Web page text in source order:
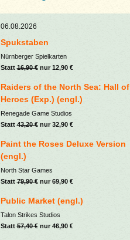
06.08.2026
Spukstaben
Nürnberger Spielkarten
Statt16,90 €nur 12,90 €
Raiders of the North Sea: Hall of
Heroes (Exp.) (engl.)
Renegade Game Studios
Statt43,20 €nur 32,90 €
Paint the Roses Deluxe Version
(engl.)
North Star Games
Statt79,90 €nur 69,90 €
Public Market (engl.)
Talon Strikes Studios
Statt57,40 €nur 46,90 €